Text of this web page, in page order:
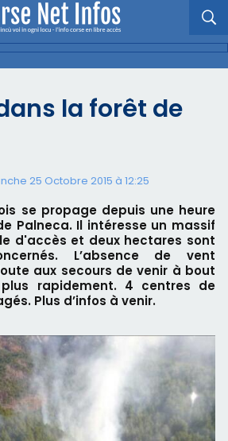
la forêt de
25 Octobre 2015 à 12:25
se propage depuis une heure
Palneca. Il intéresse un massif
d'accès et deux hectares sont
L’absence de vent
aux secours de venir à bout
rapidement. 4 centres de
Plus d’infos à venir.